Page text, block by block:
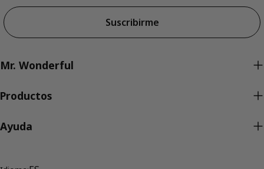
Suscribirme
Mr. Wonderful
Productos
Ayuda